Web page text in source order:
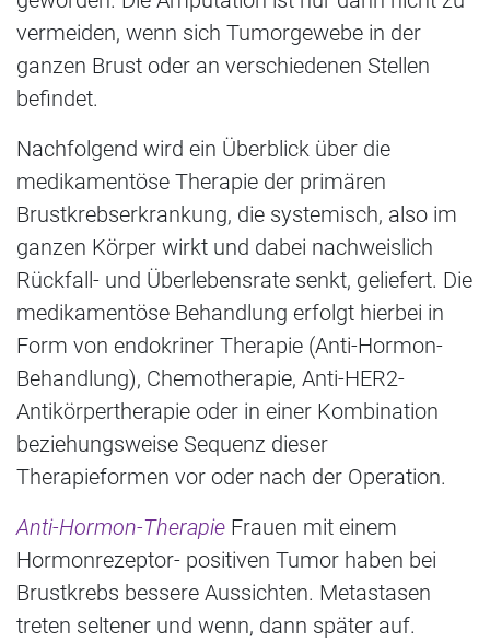
vermeiden, wenn sich Tumorgewebe in der
ganzen Brust oder an verschiedenen Stellen
befindet.
Nachfolgend wird ein Überblick über die
medikamentöse Therapie der primären
Brustkrebserkrankung, die systemisch, also im
ganzen Körper wirkt und dabei nachweislich
Rückfall- und Überlebensrate senkt, geliefert. Die
medikamentöse Behandlung erfolgt hierbei in
Form von endokriner Therapie (Anti-Hormon-
Behandlung), Chemotherapie, Anti-HER2-
Antikörpertherapie oder in einer Kombination
beziehungsweise Sequenz dieser
Therapieformen vor oder nach der Operation.
Anti-Hormon-Therapie Frauen mit einem
Hormonrezeptor- positiven Tumor haben bei
Brustkrebs bessere Aussichten. Metastasen
treten seltener und wenn, dann später auf.